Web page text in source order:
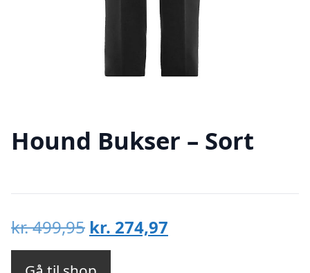
Hound Bukser – Sort
kr.499,95 Den
oprindelige
kr. 274,97